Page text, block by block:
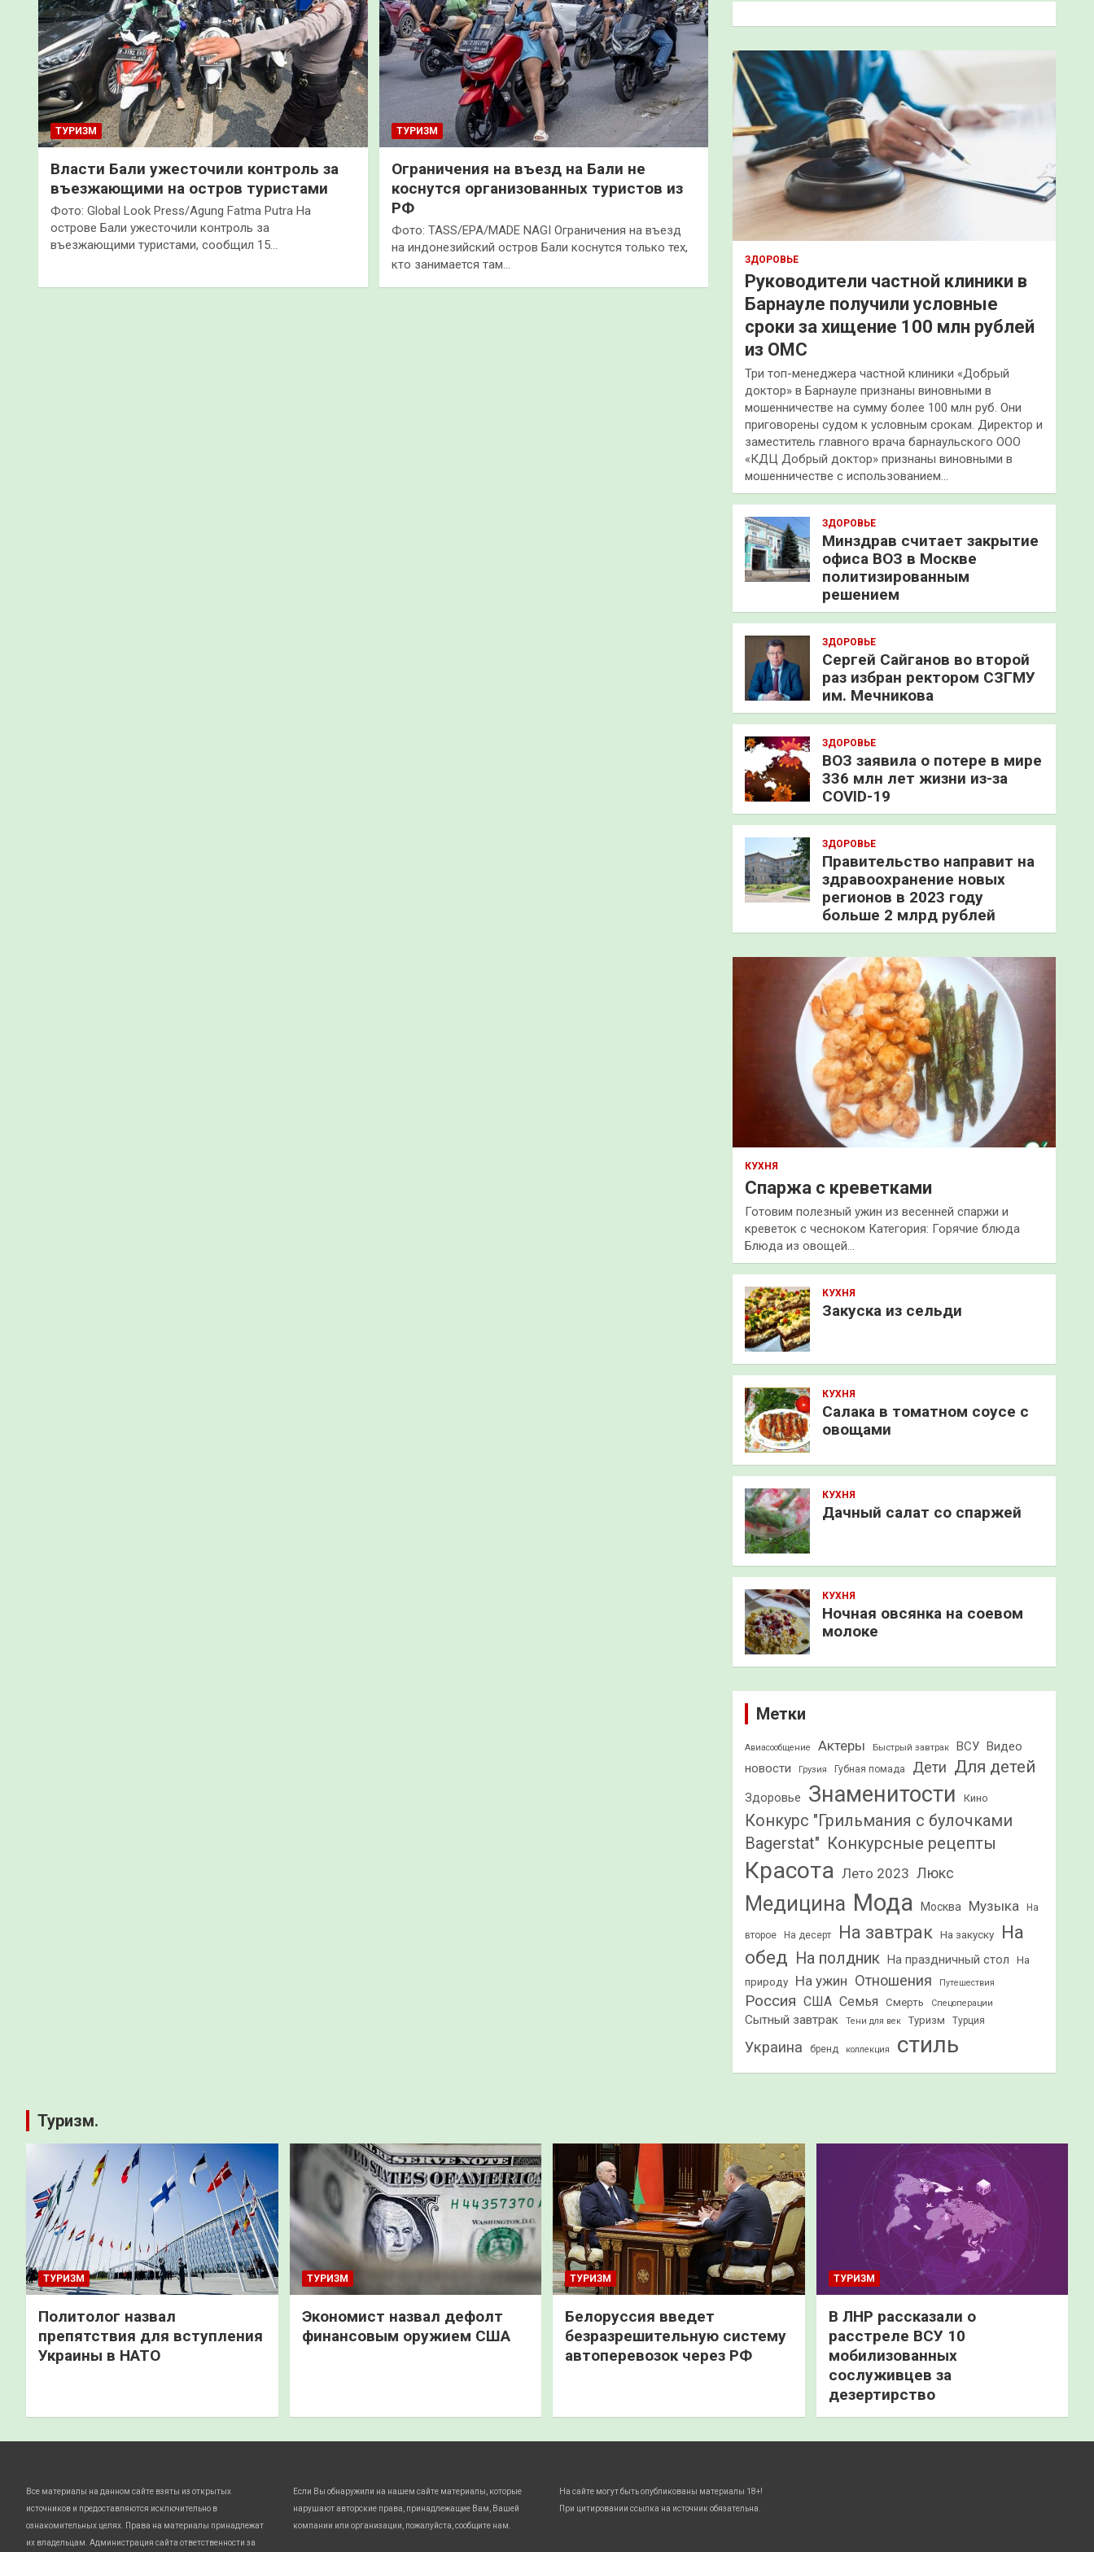
ТУРИЗМ
Власти Бали ужесточили контроль за
въезжающими на остров туристами
Фото: Global Look Press/Agung Fatma Putra На
острове Бали ужесточили контроль за
въезжающими туристами, сообщил 15…
ТУРИЗМ
Ограничения на въезд на Бали не
коснутся организованных туристов из
РФ
Фото: TASS/EPA/MADE NAGI Ограничения на въезд
на индонезийский остров Бали коснутся только тех,
кто занимается там…
к
ЗДОРОВЬЕ
Руководители частной клиники в
Барнауле получили условные
сроки за хищение 100 млн рублей
из ОМС
Три топ-менеджера частной клиники «Добрый
доктор» в Барнауле признаны виновными в
мошенничестве на сумму более 100 млн руб. Они
приговорены судом к условным срокам. Директор и
заместитель главного врача барнаульского ООО
«КДЦ Добрый доктор» признаны виновными в
мошенничестве с использованием…
ЗДОРОВЬЕ
Минздрав считает закрытие
офиса ВОЗ в Москве
политизированным
решением
ЗДОРОВЬЕ
Сергей Сайганов во второй
раз избран ректором СЗГМУ
им. Мечникова
ЗДОРОВЬЕ
ВОЗ заявила о потере в мире
336 млн лет жизни из-за
COVID-19
ЗДОРОВЬЕ
Правительство направит на
здравоохранение новых
регионов в 2023 году
больше 2 млрд рублей
КУХНЯ
Спаржа с креветками
Готовим полезный ужин из весенней спаржи и
креветок с чесноком Категория: Горячие блюда
Блюда из овощей…
КУХНЯ
Закуска из сельди
КУХНЯ
Салака в томатном соусе с
овощами
КУХНЯ
Дачный салат со спаржей
КУХНЯ
Ночная овсянка на соевом
молоке
Метки
Авиасообщение Актеры Быстрый завтрак ВСУ Видео
новости
Грузия Губная помада Дети Для детей
Здоровье Знаменитости Кино
Конкурс "Грильмания с булочками
Bagerstat" Конкурсные рецепты
Красота Лето 2023 Люкс
Медицина Мода Москва Музыка На
второе На десерт На завтрак На закуску
На
обед На полдник На праздничный стол
На
природу
На ужин Отношения Путешествия
Россия США Семья Смерть Спецоперации
Сытный завтрак Тени для век Туризм Турция
Украина бренд коллекция стиль
Туризм.
ТУРИЗМ
Политолог назвал
препятствия для вступления
Украины в НАТО
ТУРИЗМ
Экономист назвал дефолт
финансовым оружием США
ТУРИЗМ
Белоруссия введет
безразрешительную систему
автоперевозок через РФ
ТУРИЗМ
В ЛНР рассказали о
расстреле ВСУ 10
мобилизованных
сослуживцев за
дезертирство
Все материалы на данном сайте взяты из открытых
источников и предоставляются исключительно в
ознакомительных целях. Права на материалы принадлежат
их владельцам. Администрация сайта ответственности за
Если Вы обнаружили на нашем сайте материалы, которые
нарушают авторские права, принадлежащие Вам, Вашей
компании или организации, пожалуйста, сообщите нам.
На сайте могут быть опубликованы материалы 18+!
При цитировании ссылка на источник обязательна.